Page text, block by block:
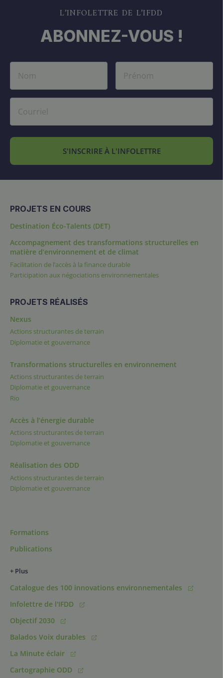
L’INFOLETTRE DE L’IFDD
ABONNEZ-VOUS !
S'INSCRIRE À L'INFOLETTRE
PROJETS EN COURS
Destination Éco-Talents (DET)
Accompagnement des transformations structurelles en
matière d’environnement et de climat
Facilitation de l’accès à la finance durable
Participation aux négociations environnementales
PROJETS RÉALISÉS
Nexus
Actions structurantes de terrain
Diplomatie et gouvernance
Transformations structurelles en environnement
Actions structurantes de terrain
Diplomatie et gouvernance
Rio
Accès à l’énergie durable
Actions structurantes de terrain
Diplomatie et gouvernance
Réalisation des ODD
Actions structurantes de terrain
Diplomatie et gouvernance
Formations
Publications
+ Plus
Catalogue des 100 innovations environnementales
Infolettre de l'IFDD
Objectif 2030
Balados Voix durables
La Minute éclair
Cartographie ODD